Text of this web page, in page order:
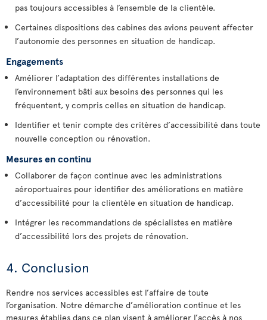
pas toujours accessibles à l’ensemble de la clientèle.
Certaines dispositions des cabines des avions peuvent affecter
l’autonomie des personnes en situation de handicap.
Engagements
Améliorer l’adaptation des différentes installations de
l’environnement bâti aux besoins des personnes qui les
fréquentent, y compris celles en situation de handicap.
Identifier et tenir compte des critères d’accessibilité dans toute
nouvelle conception ou rénovation.
Mesures en continu
Collaborer de façon continue avec les administrations
aéroportuaires pour identifier des améliorations en matière
d’accessibilité pour la clientèle en situation de handicap.
Intégrer les recommandations de spécialistes en matière
d’accessibilité lors des projets de rénovation.
4. Conclusion
Rendre nos services accessibles est l’affaire de toute
l’organisation. Notre démarche d’amélioration continue et les
mesures établies dans ce plan visent à améliorer l’accès à nos